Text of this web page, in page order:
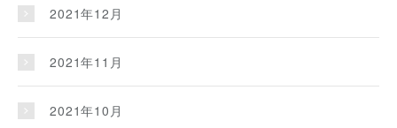
2021年12月
2021年11月
2021年10月